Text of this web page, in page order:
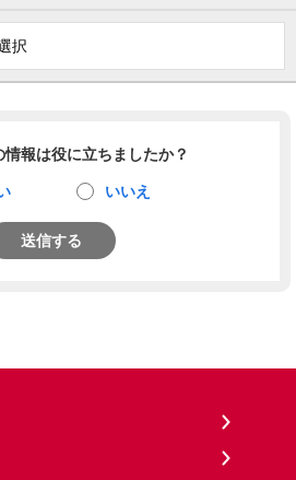
択
情報は役に立ちましたか？
いいえ
送信する